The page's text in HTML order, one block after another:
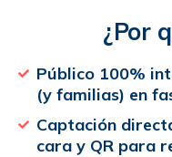
¿Por
Público 100%
(y familias) en
Captación
cara y QR para